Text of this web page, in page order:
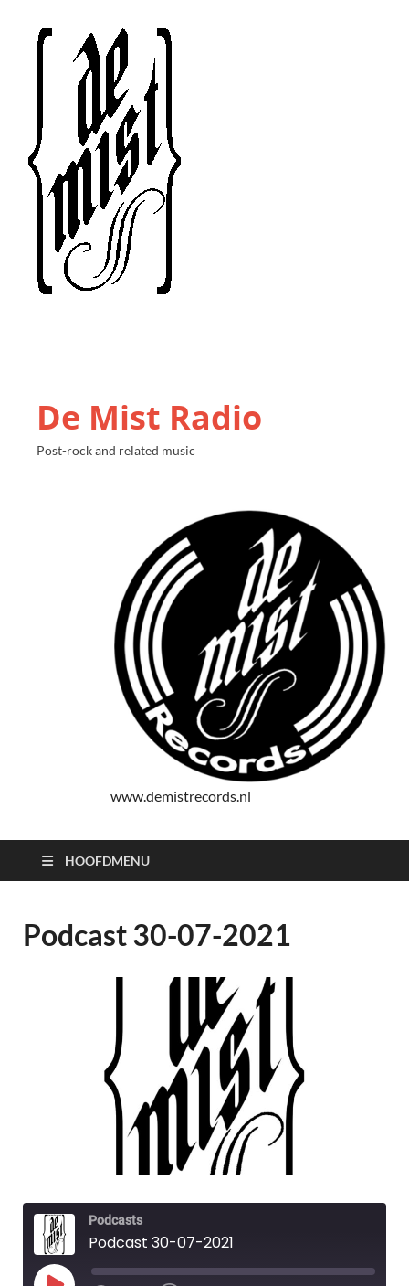
De Mist Radio
Post-rock and related music
www.demistrecords.nl
HOOFDMENU
Podcast 30-07-2021
Podcasts
Podcast 30-07-2021